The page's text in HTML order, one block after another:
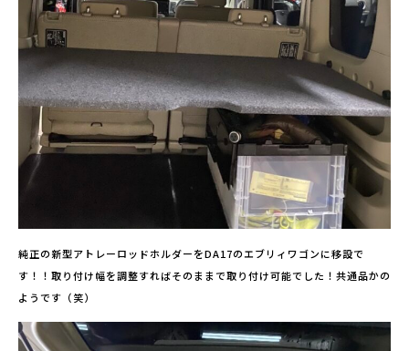
純正の新型アトレーロッドホルダーをDA17のエブリィワゴンに移設で
す！！取り付け幅を調整すればそのままで取り付け可能でした！共通品かの
ようです（笑）